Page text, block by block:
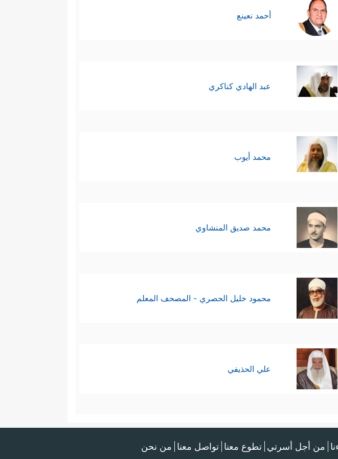
المضمون والفحوى، فإذا كان التعليم الإلهي المباشر
فما معنى انقطاع الوحي إذن؟
يقِفُ بنفسه ليتعلَّم ممن هو أقل منه، مِن رجلٍ لم يذكُر
فقط، ثم هذه الروح الجادَّة في البحث عن أهل العلم
بما يمكن تسميته اليوم بالتنوُّع المعرفي، فالمنظور
إلى اختلاف في التصوُّرات والأحكام، ومن ثَمَّ كان لا بُدَّ
فيمكن الرجوع إليها في كتب التفسير بالمأثور؛
السنَّة، وخاصَّةً عند البخاري ومسلم، ففيهما البُلْغَةُ
على المنهجيَّة المعتمدة في تأليف هذا الكتاب.
أحمد نعينع
عبد الهادي كناكري
محمد أيوب
محمد صديق المنشاوي
محمود خليل الحصري - المصحف المعلم
علي الحذيفي
من أجل أسرتي تطوع معنا تواصل معنا من نحن